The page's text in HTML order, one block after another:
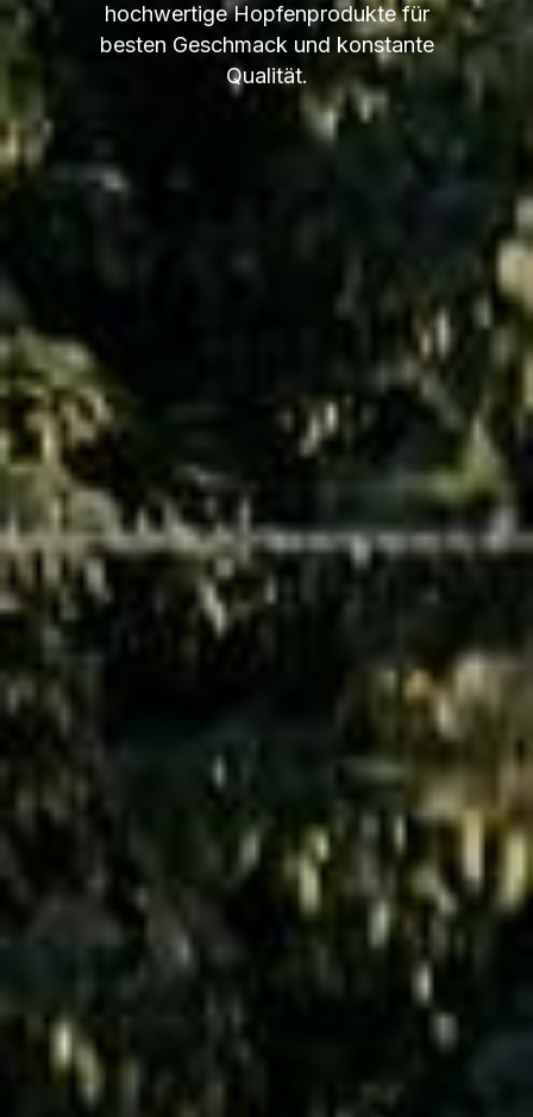
hochwertige Hopfenprodukte für
besten Geschmack und konstante
Qualität.